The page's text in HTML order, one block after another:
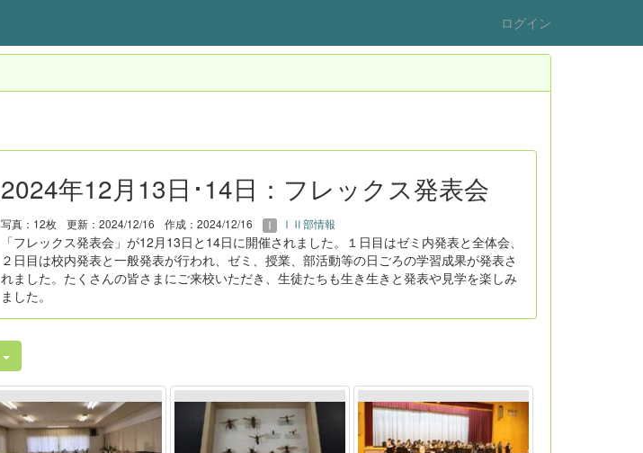
ログイン
2024年12月13日･14日：フレックス発表会
写真：12枚 更新：2024/12/16 作成：2024/12/16 ⅠⅡ部情報
「フレックス発表会」が12月13日と14日に開催されました。１日目はゼミ内発表と全体会、
２日目は校内発表と一般発表が行われ、ゼミ、授業、部活動等の日ごろの学習成果が発表さ
れました。たくさんの皆さまにご来校いただき、生徒たちも生き生きと発表や見学を楽しみ
ました。